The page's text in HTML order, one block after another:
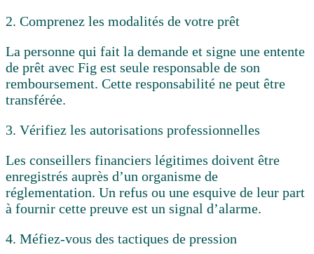
2. Comprenez les modalités de votre prêt
La personne qui fait la demande et signe une entente
de prêt avec Fig est seule responsable de son
remboursement. Cette responsabilité ne peut être
transférée.
3. Vérifiez les autorisations professionnelles
Les conseillers financiers légitimes doivent être
enregistrés auprès d’un organisme de
réglementation. Un refus ou une esquive de leur part
à fournir cette preuve est un signal d’alarme.
4. Méfiez-vous des tactiques de pression